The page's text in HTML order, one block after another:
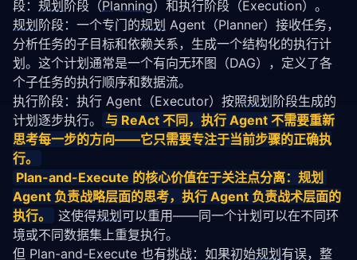
段： 规划 阶段（Planning）和执行阶段（Execution）。
规划 阶段：一个专门的规划 Agent（Planner）接收任务，
分析任务的子目标和依赖关系，生成一个结构化的执行计
划。这个计划通常是一个有向无环图（DAG），定义了各
个子任务的执行顺序和数据流。
执行阶段：执行 Agent（Executor）按照规划 阶段生成的
计划逐步执行。
与 ReAct 不同，执行 Agent 不需要重新
思考每一步的方向——它只需要专注于当前步骤的正确执
行。
Plan-and-Execute 的核心价值在于关注点分离： 规划
Agent 负责战略层面的思考，执行 Agent 负责战术层面的
执行。
这使得规划 可以重用——同一个计划可以在不同环
境或不同数据集上重复执行。
但 Plan-and-Execute 也有挑战：如果初始规划 有误，整